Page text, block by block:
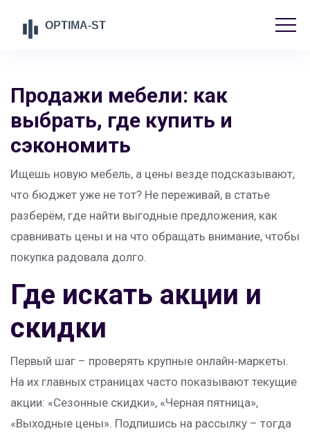
Продажи мебели: как
выбрать, где купить и
сэкономить
Ищешь новую мебель, а цены везде подсказывают,
что бюджет уже не тот? Не переживай, в статье
разберём, где найти выгодные предложения, как
сравнивать цены и на что обращать внимание, чтобы
покупка радовала долго.
Где искать акции и
скидки
Первый шаг – проверять крупные онлайн‑маркеты.
На их главных страницах часто показывают текущие
акции: «Сезонные скидки», «Черная пятница»,
«Выходные цены». Подпишись на рассылку – тогда